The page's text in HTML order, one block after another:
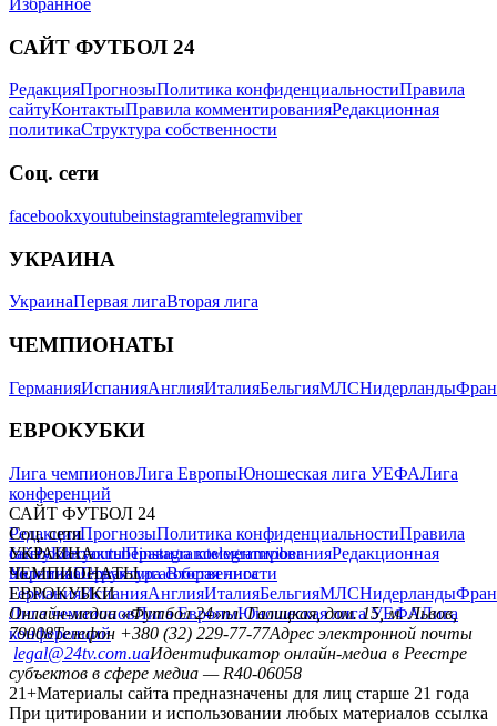
Избранное
САЙТ ФУТБОЛ 24
РедакцияПрогнозыПолитика конфиденциальностиПравила
сайтуКонтактыПравила комментированияРедакционная
политикаСтруктура собственности
Соц. сети
facebookxyoutubeinstagramtelegramviber
УКРАИНА
УкраинаПервая лигаВторая лига
ЧЕМПИОНАТЫ
ГерманияИспанияАнглияИталияБельгияМЛСНидерланды
ЕВРОКУБКИ
Лига чемпионовЛига ЕвропыЮношеская лига УЕФАЛига
конференций
САЙТ ФУТБОЛ 24
РедакцияПрогнозыПолитика конфиденциальностиПравила
сайтуКонтактыПравила комментированияРедакционная
политикаСтруктура собственности
Соц. сети
facebookxyoutubeinstagramtelegramviber
УКРАИНА
УкраинаПервая лигаВторая лига
ЧЕМПИОНАТЫ
ГерманияИспанияАнглияИталияБельгияМЛСНидерланды
ЕВРОКУБКИ
Лига чемпионовЛига ЕвропыЮношеская лига УЕФАЛига
конференций
Онлайн-медиа «Футбол 24»пл. Галицкая, дом. 15, м. Львов,
79008Телефон +380 (32) 229-77-77Адрес электронной почты
legal@24tv.com.uaИдентификатор онлайн-медиа в Реестре
субъектов в сфере медиа — R40-06058
21+Материалы сайта предназначены для лиц старше 21 года
При цитировании и использовании любых материалов ссылка